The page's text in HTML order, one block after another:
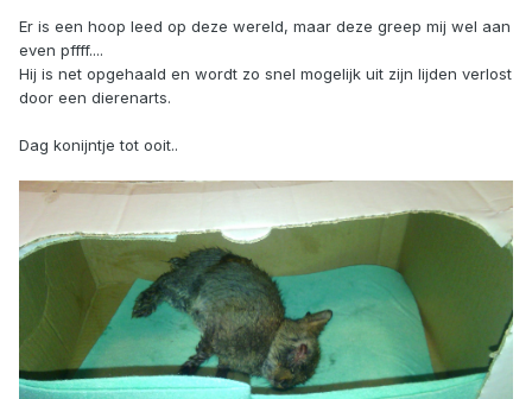
Er is een hoop leed op deze wereld, maar deze greep mij wel aan
even pffff....
Hij is net opgehaald en wordt zo snel mogelijk uit zijn lijden verlost
door een dierenarts.
Dag konijntje tot ooit..